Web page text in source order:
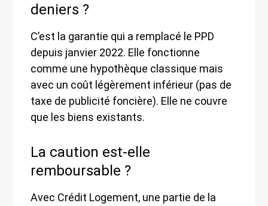
deniers ?
C’est la garantie qui a remplacé le PPD
depuis janvier 2022. Elle fonctionne
comme une hypothèque classique mais
avec un coût légèrement inférieur (pas de
taxe de publicité foncière). Elle ne couvre
que les biens existants.
La caution est-elle
remboursable ?
Avec Crédit Logement, une partie de la